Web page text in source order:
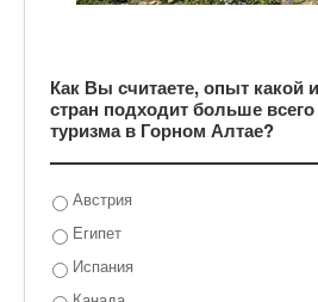
Как Вы считаете, опыт какой
стран подходит больше
туризма в Горном Алтае?
Австрия
Египет
Испания